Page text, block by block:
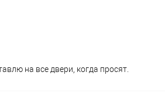
на все двери, когда просят.